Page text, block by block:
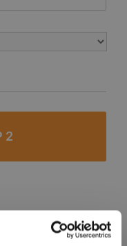
op Trustpilot
offerte